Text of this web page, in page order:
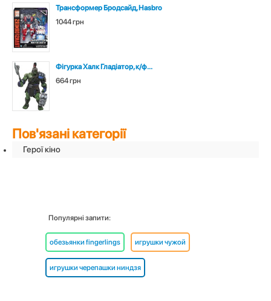
Трансформер Бродсайд, Hasbro
1044 грн
Фігурка Халк Гладіатор, к/ф...
664 грн
Пов'язані категорії
Герої кіно
Популярні запити:
обезьянки fingerlings игрушки чужой
игрушки черепашки ниндзя